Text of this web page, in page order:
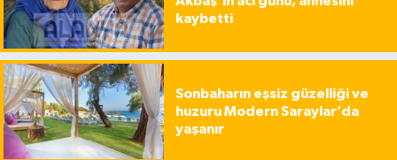
kaybetti
Sonbaharın eşsiz güzelliği ve
huzuru Modern Saraylar’da
yaşanır